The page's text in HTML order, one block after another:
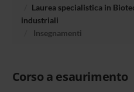
Laurea specialistica in
industriali
Insegnamenti
Corso a esaurimento